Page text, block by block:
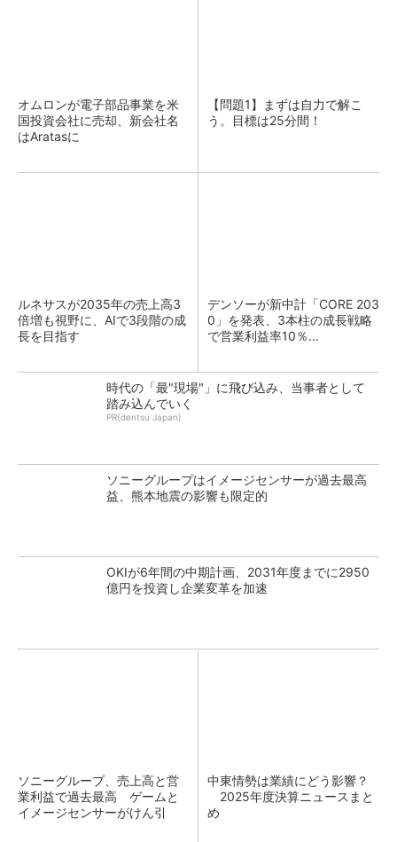
オムロンが電子部品事業を米
国投資会社に売却、新会社名
はAratasに
【問題1】まずは自力で解こ
う。目標は25分間！
ルネサスが2035年の売上高3
倍増も視野に、AIで3段階の成
長を目指す
デンソーが新中計「CORE 203
0」を発表、3本柱の成長戦略
で営業利益率10％...
時代の「最"現場"」に飛び込み、当事者として
踏み込んでいく
PR(dentsu Japan)
ソニーグループはイメージセンサーが過去最高
益、熊本地震の影響も限定的
OKIが6年間の中期計画、2031年度までに2950
億円を投資し企業変革を加速
ソニーグループ、売上高と営
業利益で過去最高 ゲームと
イメージセンサーがけん引
中東情勢は業績にどう影響？
2025年度決算ニュースまと
め